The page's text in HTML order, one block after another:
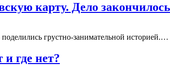
карту. Дело
грустно-занимательной историей.…
и где нет?